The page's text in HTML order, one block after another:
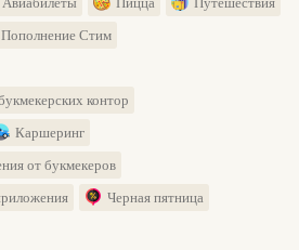
Пополнение Стим
контор
Каршеринг
от букмекеров
Черная пятница